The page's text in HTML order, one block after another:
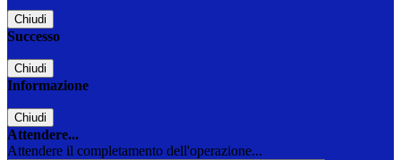
Chiudi
Successo
Chiudi
Informazione
Chiudi
Attendere...
Attendere il completamento dell'operazione...